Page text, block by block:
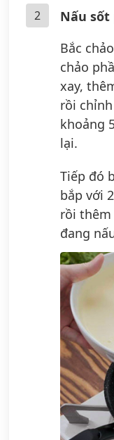
2
Nấu
Bắc
chảo
xay,
rồi
khoảng
lại.
Tiếp đó
bắp với
rồi
đang